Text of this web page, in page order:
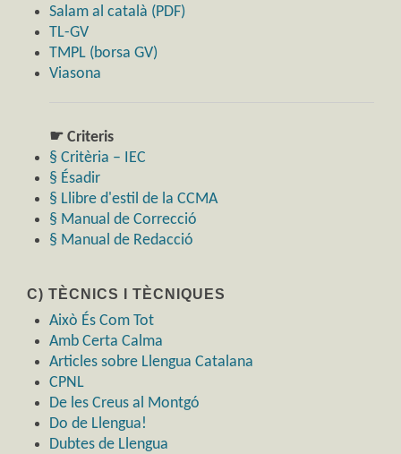
Salam al català (PDF)
TL-GV
TMPL (borsa GV)
Viasona
☛ Criteris
§ Critèria – IEC
§ Ésadir
§ Llibre d'estil de la CCMA
§ Manual de Correcció
§ Manual de Redacció
C) TÈCNICS I TÈCNIQUES
Això És Com Tot
Amb Certa Calma
Articles sobre Llengua Catalana
CPNL
De les Creus al Montgó
Do de Llengua!
Dubtes de Llengua